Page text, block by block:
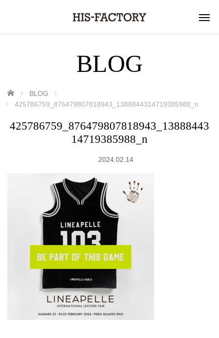
BLOG
ホーム
BLOG
425786759_876479807818943_1388844314719385988_n
425786759_876479807818943_13888443
14719385988_n
2024.02.14